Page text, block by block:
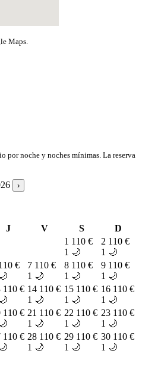
Maps.
por noche y noches mínimas. La reserva
›
J V S
D
1 110 €
1 🌙
2 110 €
1 🌙
€
7 110 €
1 🌙
8 110 €
1 🌙
9 110 €
1 🌙
110 € 14 110 €
1 🌙
15 110 €
1 🌙
16 110 €
1 🌙
110 € 21 110 €
1 🌙
22 110 €
1 🌙
23 110 €
1 🌙
110 € 28 110 €
1 🌙
29 110 €
1 🌙
30 110 €
1 🌙